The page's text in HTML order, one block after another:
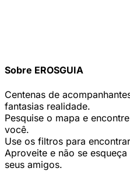
Sobre EROSGUIA
Centenas de
fantasias realidade.
Pesquise o mapa e
você.
Use os filtros para
Aproveite e não se
seus amigos.